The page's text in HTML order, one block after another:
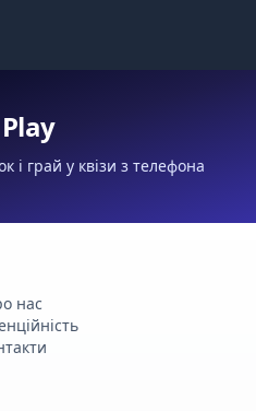
і грай у квізи з телефона
нас